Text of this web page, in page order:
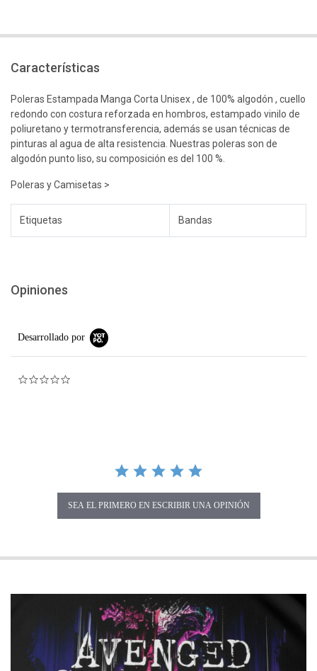
Características
Poleras Estampada Manga Corta Unisex , de 100% algodón , cuello
redondo con costura reforzada en hombros, estampado vinilo de
poliuretano y termotransferencia, además se usan técnicas de
pinturas al agua de alta resistencia. Nuestras poleras son de
algodón punto liso, su composición es del 100 %.
Poleras y Camisetas >
Etiquetas Bandas
Opiniones
Desarrollado por
SEA EL PRIMERO EN ESCRIBIR UNA OPINIÓN